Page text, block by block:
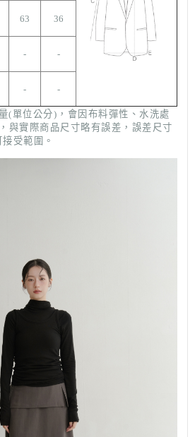
63 36
- -
- -
(單位公分)，會因布料彈性、水洗處
與實際商品尺寸略有誤差，誤差尺寸
受範圍。